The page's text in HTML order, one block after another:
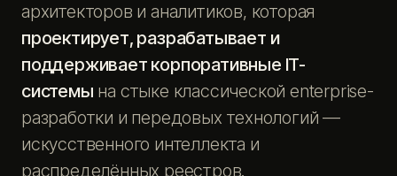
архитекторов и аналитиков, которая
проектирует, разрабатывает и
поддерживает корпоративные IT-
системы на стыке классической enterprise-
разработки и передовых технологий —
искусственного интеллекта и
распределённых реестров.